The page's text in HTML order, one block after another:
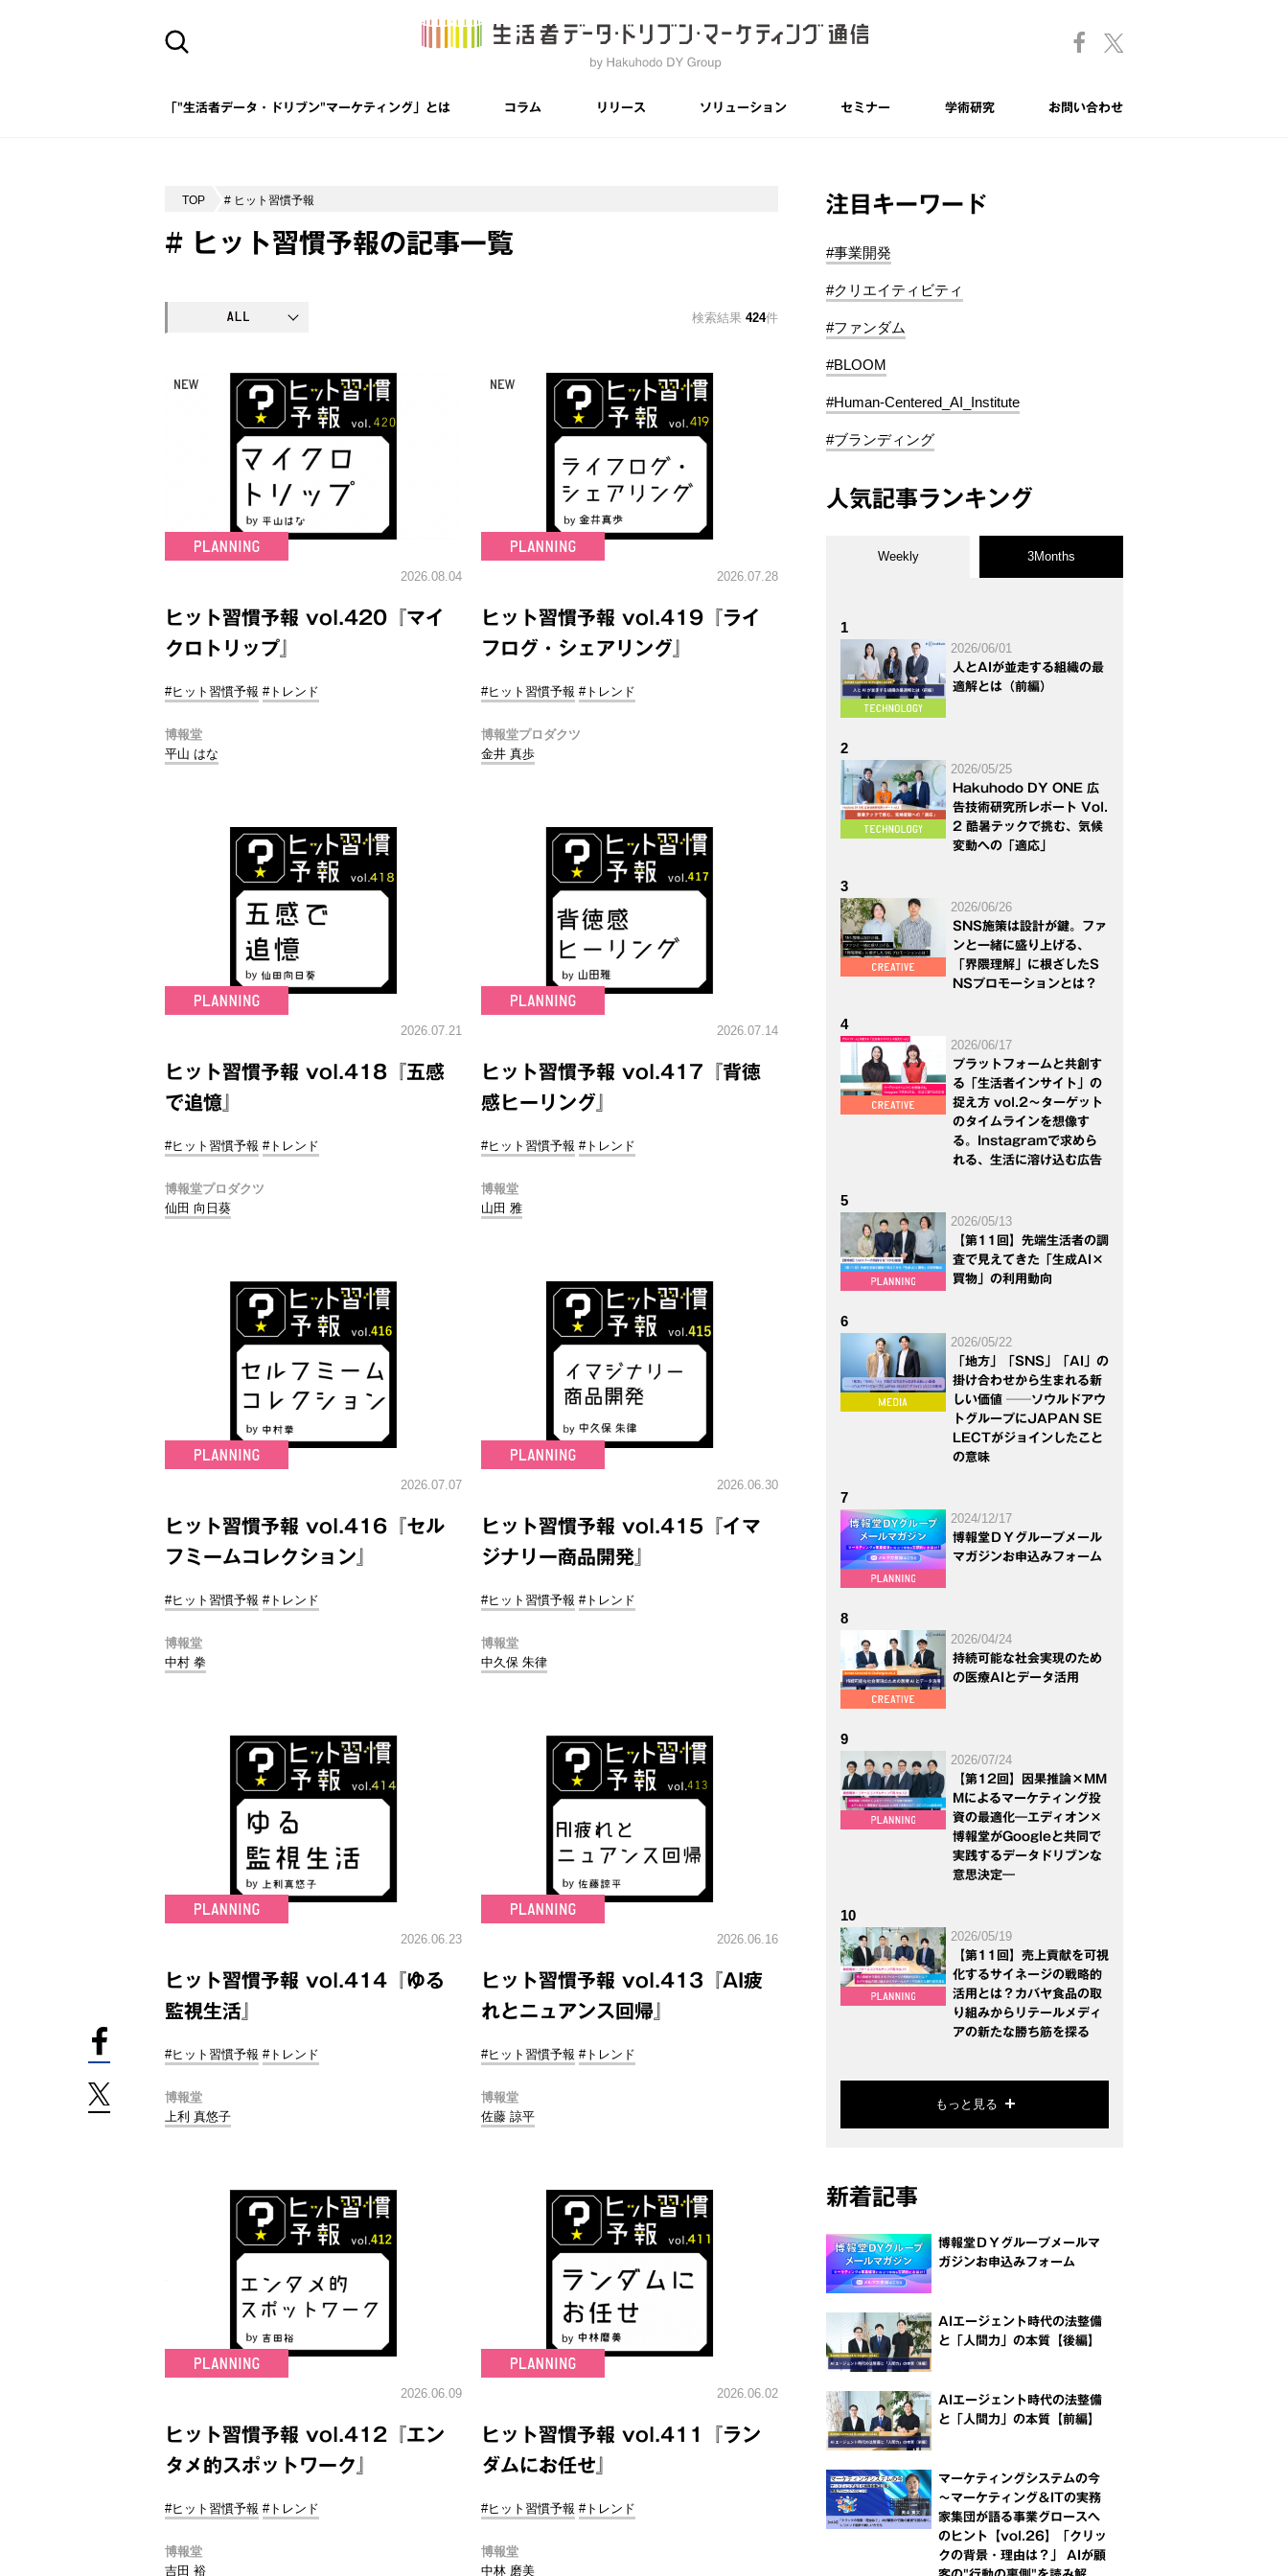
「"生活者データ・ドリブン"マーケティング」とは コラム リリース ソリューション セミナー 学術研究 お問い合わせ
TOP # ヒット習慣予報
# ヒット習慣予報の記事一覧
検索結果 424件
2026.08.04
ヒット習慣予報 vol.420『マイ
クロトリップ』
#ヒット習慣予報 #トレンド
博報堂
平山 はな
2026.07.28
ヒット習慣予報 vol.419『ライ
フログ・シェアリング』
#ヒット習慣予報 #トレンド
博報堂プロダクツ
金井 真歩
2026.07.21
ヒット習慣予報 vol.418『五感
で追憶』
#ヒット習慣予報 #トレンド
博報堂プロダクツ
仙田 向日葵
2026.07.14
ヒット習慣予報 vol.417『背徳
感ヒーリング』
#ヒット習慣予報 #トレンド
博報堂
山田 雅
2026.07.07
ヒット習慣予報 vol.416『セル
フミームコレクション』
#ヒット習慣予報 #トレンド
博報堂
中村 拳
2026.06.30
ヒット習慣予報 vol.415『イマ
ジナリー商品開発』
#ヒット習慣予報 #トレンド
博報堂
中久保 朱律
2026.06.23
ヒット習慣予報 vol.414『ゆる
監視生活』
#ヒット習慣予報 #トレンド
博報堂
上利 真悠子
2026.06.16
ヒット習慣予報 vol.413『AI疲
れとニュアンス回帰』
#ヒット習慣予報 #トレンド
博報堂
佐藤 諒平
2026.06.09
ヒット習慣予報 vol.412『エン
タメ的スポットワーク』
#ヒット習慣予報 #トレンド
博報堂
吉田 裕
2026.06.02
ヒット習慣予報 vol.411『ラン
ダムにお任せ』
#ヒット習慣予報 #トレンド
博報堂
中林 磨美
注目キーワード
#事業開発
#クリエイティビティ
#ファンダム
#BLOOM
#Human-Centered_AI_Institute
#ブランディング
人気記事ランキング
Weekly 3Months
1
2026/06/01
人とAIが並走する組織の最
適解とは（前編）
2
2026/05/25
Hakuhodo DY ONE 広
告技術研究所レポート Vol.
2 酷暑テックで挑む、気候
変動への「適応」
3
2026/06/26
SNS施策は設計が鍵。ファ
ンと一緒に盛り上げる、
「界隈理解」に根ざしたS
NSプロモーションとは？
4
2026/06/17
プラットフォームと共創す
る「生活者インサイト」の
捉え方 vol.2～ターゲット
のタイムラインを想像す
る。Instagramで求めら
れる、生活に溶け込む広告
5
2026/05/13
【第11回】先端生活者の調
査で見えてきた「生成AI×
買物」の利用動向
6
2026/05/22
「地方」「SNS」「AI」の
掛け合わせから生まれる新
しい価値 ──ソウルドアウ
トグループにJAPAN SE
LECTがジョインしたこと
の意味
7
2024/12/17
博報堂ＤＹグループメール
マガジンお申込みフォーム
8
2026/04/24
持続可能な社会実現のため
の医療AIとデータ活用
9
2026/07/24
【第12回】因果推論×MM
Mによるマーケティング投
資の最適化―エディオン×
博報堂がGoogleと共同で
実践するデータドリブンな
意思決定―
10
2026/05/19
【第11回】売上貢献を可視
化するサイネージの戦略的
活用とは？カバヤ食品の取
り組みからリテールメディ
アの新たな勝ち筋を探る
もっと見る
新着記事
博報堂ＤＹグループメールマ
ガジンお申込みフォーム
AIエージェント時代の法整備
と「人間力」の本質【後編】
AIエージェント時代の法整備
と「人間力」の本質【前編】
マーケティングシステムの今
～マーケティング＆ITの実務
家集団が語る事業グロースへ
のヒント【vol.26】「クリッ
クの背景・理由は？」 AIが顧